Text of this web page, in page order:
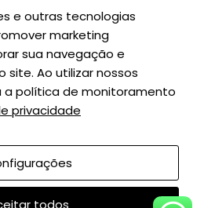
Segunda à Sexta de 8h às 18h
| Todos Direitos Reservados |
por:União Soluções
e outras tecnologias
marketing
sua navegação e
site. Ao utilizar nossos
a política de monitoramento
privacidade
todos
são
necessários
para o
funcionamento
do site.
Para que
possamos